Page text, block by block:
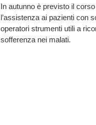
In autunno è previsto il
l’assistenza ai pazienti con
operatori strumenti utili a
sofferenza nei malati.